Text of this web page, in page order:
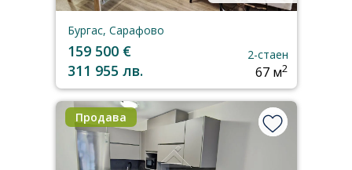
Бургас, Сарафово
159 500 €
311 955 лв.
2-стаен
67 м2
Продава